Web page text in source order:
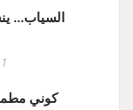
السياب...
كوني